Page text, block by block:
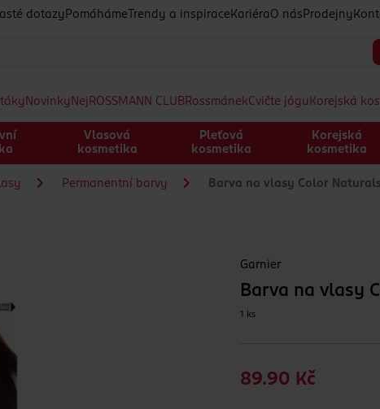
dotazy Pomáháme Trendy a inspirace Kariéra O nás Prodejny
Novinky Nej ROSSMANN CLUBRossmánekCvičte jógu Korejská
Vlasová
kosmetika
Pleťová
kosmetika
Korejská
kosmetika
Permanentní barvy Barva na vlasy Color
Garnier
Barva na vlasy
1 ks
89.90 Kč